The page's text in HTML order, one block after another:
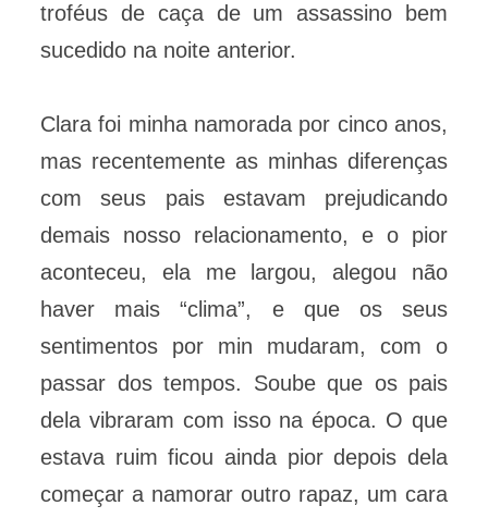
troféus de caça de um assassino bem
sucedido na noite anterior.
Clara foi minha namorada por cinco anos,
mas recentemente as minhas diferenças
com seus pais estavam prejudicando
demais nosso relacionamento, e o pior
aconteceu, ela me largou, alegou não
haver mais “clima”, e que os seus
sentimentos por min mudaram, com o
passar dos tempos. Soube que os pais
dela vibraram com isso na época. O que
estava ruim ficou ainda pior depois dela
começar a namorar outro rapaz, um cara